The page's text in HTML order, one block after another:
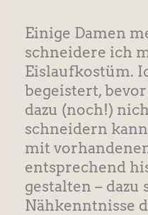
Einige Damen
schneidere ich
Eislaufkostüm.
begeistert,
dazu (noch!)
schneidern
mit
entsprechend
gestalten –
Nähkenntnisse